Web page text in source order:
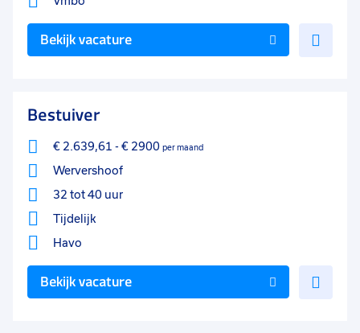
Bekijk vacature
Bestuiver
€ 2.639,61 - € 2900 per maand
Wervershoof
32 tot 40 uur
Tijdelijk
Havo
Bekijk vacature